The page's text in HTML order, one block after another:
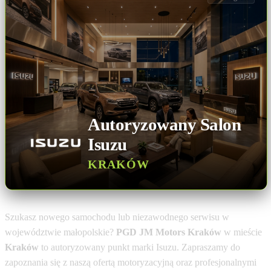
Autoryzowany Salon
Isuzu
KRAKÓW
Szukasz nowego samochodu lub niezawodnego serwisu w
województwie małopolskie? PGD JM Motors Kraków w mieście
Kraków to autoryzowany punkt marki Isuzu. Zapraszamy do
zapoznania się z naszą ofertą motoryzacyjną oraz profesjonalnymi